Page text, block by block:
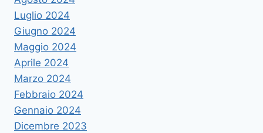
Luglio 2024
Giugno 2024
Maggio 2024
Aprile 2024
Marzo 2024
Febbraio 2024
Gennaio 2024
Dicembre 2023